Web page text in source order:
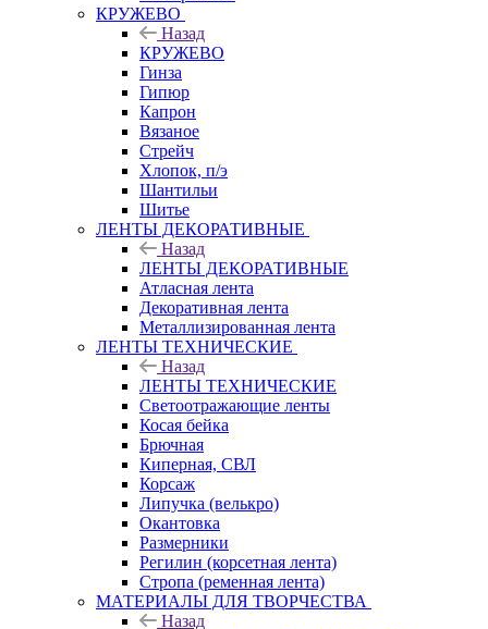
КРУЖЕВО
Назад
КРУЖЕВО
Гинза
Гипюр
Капрон
Вязаное
Стрейч
Хлопок, п/э
Шантильи
Шитье
ЛЕНТЫ ДЕКОРАТИВНЫЕ
Назад
ЛЕНТЫ ДЕКОРАТИВНЫЕ
Атласная лента
Декоративная лента
Металлизированная лента
ЛЕНТЫ ТЕХНИЧЕСКИЕ
Назад
ЛЕНТЫ ТЕХНИЧЕСКИЕ
Светоотражающие ленты
Косая бейка
Брючная
Киперная, СВЛ
Корсаж
Липучка (велькро)
Окантовка
Размерники
Регилин (корсетная лента)
Стропа (ременная лента)
МАТЕРИАЛЫ ДЛЯ ТВОРЧЕСТВА
Назад